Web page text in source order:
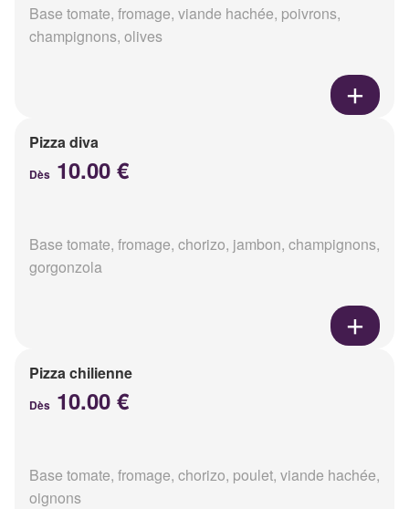
Base tomate, fromage, viande hachée, poivrons,
champignons, olives
Pizza diva
Dès 10.00 €
Base tomate, fromage, chorizo, jambon, champignons,
gorgonzola
Pizza chilienne
Dès 10.00 €
Base tomate, fromage, chorizo, poulet, viande hachée,
oignons